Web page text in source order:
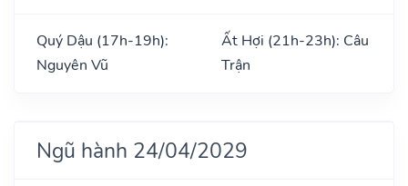
Quý Dậu (17h-19h):
Nguyên Vũ
Ất Hợi (21h-23h): Câu
Trận
Ngũ hành 24/04/2029